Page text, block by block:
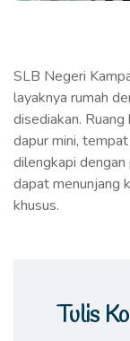
SLB Negeri
layaknya rumah
disediakan.
dapur mini,
dilengkapi
dapat menunjang
khusus.
Tulis